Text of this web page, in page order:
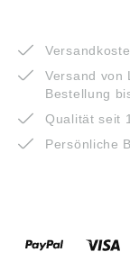
Versand von
Bestellung
Qualität seit
Persönliche